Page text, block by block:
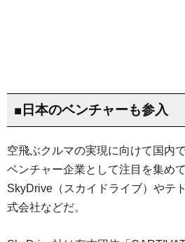
■日本のベンチャーも参入
空飛ぶクルマの実現に向けて国内
ベンチャー企業として注目を集め
SkyDrive（スカイドライブ）やテ
式会社などだ。